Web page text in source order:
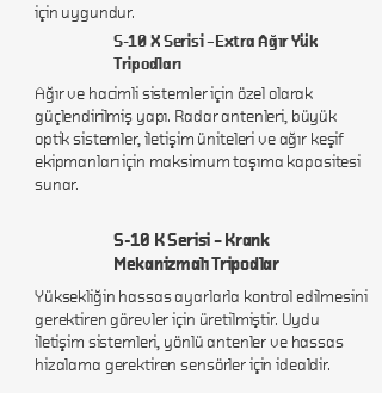
için uygundur.
S-10 X Serisi –Extra Ağır Yük
Tripodları
Ağır ve hacimli sistemler için özel olarak
güçlendirilmiş yapı. Radar antenleri, büyük
optik sistemler, iletişim üniteleri ve ağır keşif
ekipmanları için maksimum taşıma kapasitesi
sunar.
S-10 K Serisi – Krank
Mekanizmalı Tripodlar
Yüksekliğin hassas ayarlarla kontrol edilmesini
gerektiren görevler için üretilmiştir. Uydu
iletişim sistemleri, yönlü antenler ve hassas
hizalama gerektiren sensörler için idealdir.